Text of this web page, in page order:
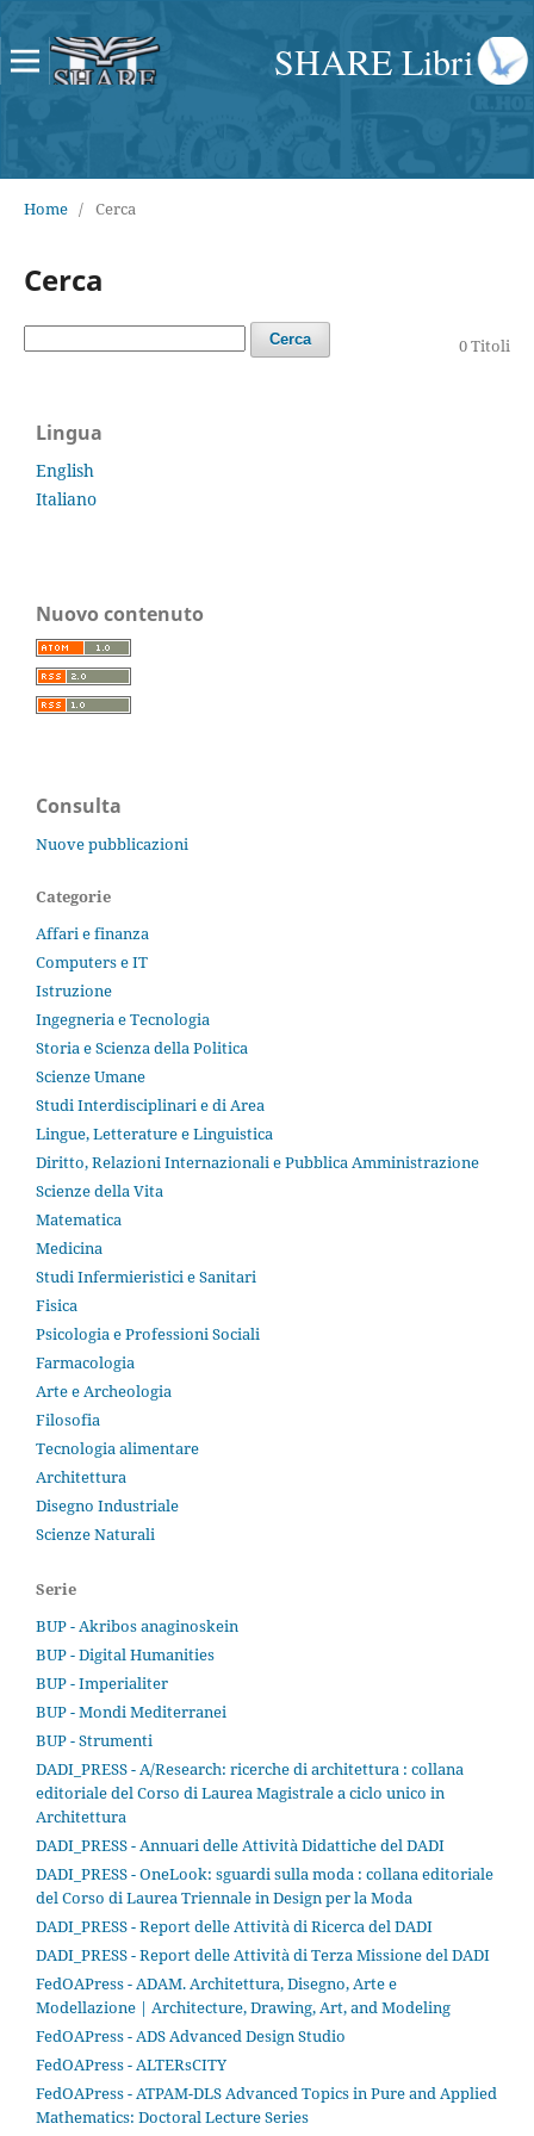
SHARE Libri
Home / Cerca
Cerca
0 Titoli
Cerca
Lingua
English
Italiano
Nuovo contenuto
Consulta
Nuove pubblicazioni
Categorie
Affari e finanza
Computers e IT
Istruzione
Ingegneria e Tecnologia
Storia e Scienza della Politica
Scienze Umane
Studi Interdisciplinari e di Area
Lingue, Letterature e Linguistica
Diritto, Relazioni Internazionali e Pubblica Amministrazione
Scienze della Vita
Matematica
Medicina
Studi Infermieristici e Sanitari
Fisica
Psicologia e Professioni Sociali
Farmacologia
Arte e Archeologia
Filosofia
Tecnologia alimentare
Architettura
Disegno Industriale
Scienze Naturali
Serie
BUP - Akribos anaginoskein
BUP - Digital Humanities
BUP - Imperialiter
BUP - Mondi Mediterranei
BUP - Strumenti
DADI_PRESS - A/Research: ricerche di architettura : collana
editoriale del Corso di Laurea Magistrale a ciclo unico in
Architettura
DADI_PRESS - Annuari delle Attività Didattiche del DADI
DADI_PRESS - OneLook: sguardi sulla moda : collana editoriale
del Corso di Laurea Triennale in Design per la Moda
DADI_PRESS - Report delle Attività di Ricerca del DADI
DADI_PRESS - Report delle Attività di Terza Missione del DADI
FedOAPress - ADAM. Architettura, Disegno, Arte e
Modellazione | Architecture, Drawing, Art, and Modeling
FedOAPress - ADS Advanced Design Studio
FedOAPress - ALTERsCITY
FedOAPress - ATPAM-DLS Advanced Topics in Pure and Applied
Mathematics: Doctoral Lecture Series